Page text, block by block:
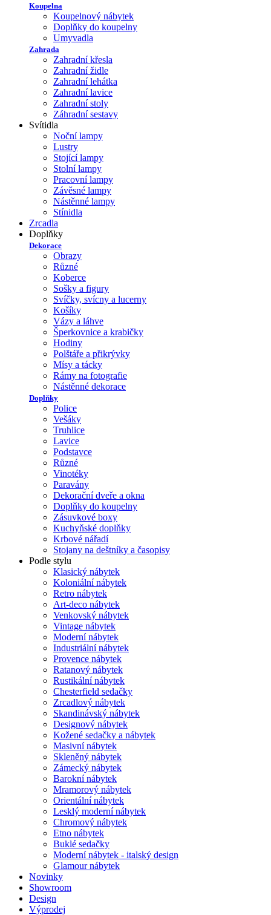
Koupelna
Koupelnový nábytek
Doplňky do koupelny
Umyvadla
Zahrada
Zahradní křesla
Zahradní židle
Zahradní lehátka
Zahradní lavice
Zahradní stoly
Záhradní sestavy
Svítidla
Noční lampy
Lustry
Stojící lampy
Stolní lampy
Pracovní lampy
Závěsné lampy
Nástěnné lampy
Stínidla
Zrcadla
Doplňky
Dekorace
Obrazy
Různé
Koberce
Sošky a figury
Svíčky, svícny a lucerny
Košíky
Vázy a láhve
Šperkovnice a krabičky
Hodiny
Polštáře a přikrývky
Mísy a tácky
Rámy na fotografie
Nástěnné dekorace
Doplňky
Police
Vešáky
Truhlice
Lavice
Podstavce
Různé
Vinotéky
Paravány
Dekorační dveře a okna
Doplňky do koupelny
Zásuvkové boxy
Kuchyňské doplňky
Krbové nářadí
Stojany na deštníky a časopisy
Podle stylu
Klasický nábytek
Koloniální nábytek
Retro nábytek
Art-deco nábytek
Venkovský nábytek
Vintage nábytek
Moderní nábytek
Industriální nábytek
Provence nábytek
Ratanový nábytek
Rustikální nábytek
Chesterfield sedačky
Zrcadlový nábytek
Skandinávský nábytek
Designový nábytek
Kožené sedačky a nábytek
Masivní nábytek
Skleněný nábytek
Zámecký nábytek
Barokní nábytek
Mramorový nábytek
Orientální nábytek
Lesklý moderní nábytek
Chromový nábytek
Etno nábytek
Buklé sedačky
Moderní nábytek - italský design
Glamour nábytek
Novinky
Showroom
Design
Výprodej